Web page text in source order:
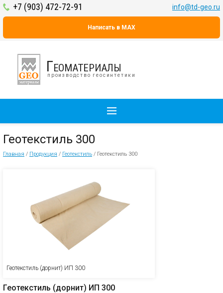
+7 (903) 472-72-91 info@td-geo.ru
Написать в MAX
Геоматериалы
производство геосинтетики
Геотекстиль 300
Главная / Продукция / Геотекстиль / Геотекстиль 300
Геотекстиль (дорнит) ИП 300
Геотекстиль (дорнит) ИП 300